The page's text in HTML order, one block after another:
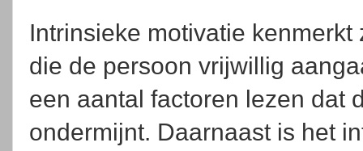
Intrinsieke motivatie
die de persoon vrijwillig
een aantal factoren lezen dat
ondermijnt. Daarnaast is het